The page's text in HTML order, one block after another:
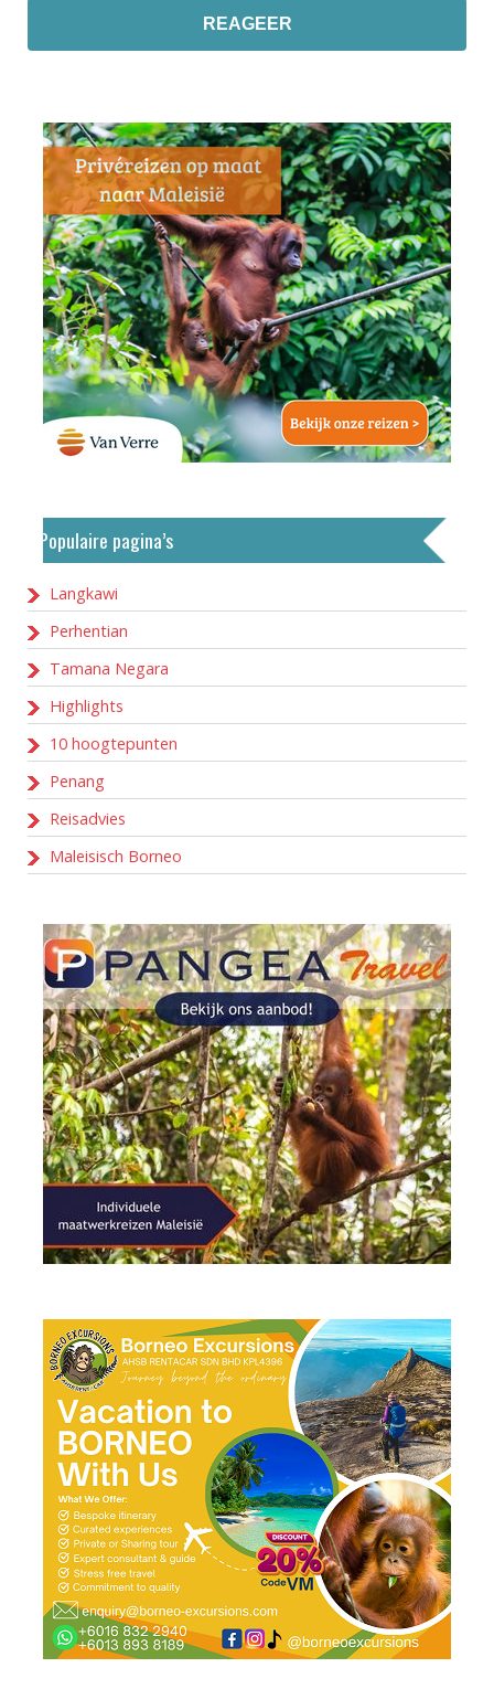
Populaire pagina’s
Langkawi
Perhentian
Tamana Negara
Highlights
10 hoogtepunten
Penang
Reisadvies
Maleisisch Borneo